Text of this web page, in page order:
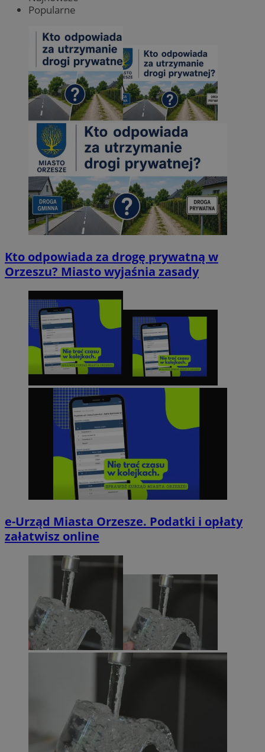
Popularne
Kto odpowiada za drogę prywatną w
Orzeszu? Miasto wyjaśnia zasady
e-Urząd Miasta Orzesze. Podatki i opłaty
załatwisz online